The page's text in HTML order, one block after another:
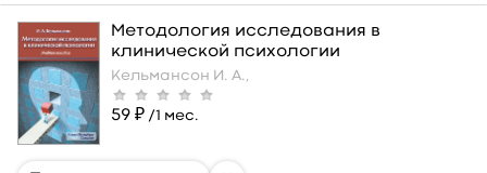
Методология исследования в
клинической психологии
Кельмансон И. А.,
59 ₽ /1 мес.